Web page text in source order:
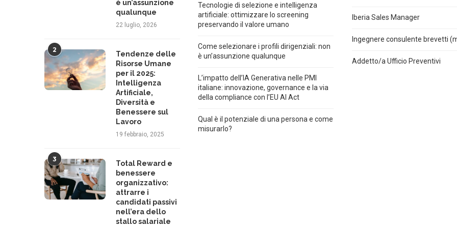
è un’assunzione
qualunque
22 luglio, 2026
2
Tendenze delle
Risorse Umane
per il 2025:
Intelligenza
Artificiale,
Diversità e
Benessere sul
Lavoro
19 febbraio, 2025
3
Total Reward e
benessere
organizzativo:
attrarre i
candidati passivi
nell’era dello
stallo salariale
Tecnologie di selezione e intelligenza
artificiale: ottimizzare lo screening
preservando il valore umano
Come selezionare i profili dirigenziali: non
è un’assunzione qualunque
L’impatto dell’IA Generativa nelle PMI
italiane: innovazione, governance e la via
della compliance con l’EU AI Act
Qual è il potenziale di una persona e come
misurarlo?
Iberia Sales Manager
Ingegnere consulente brevetti
Addetto/a Ufficio Preventivi